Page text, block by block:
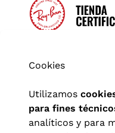
Cookies
Utilizamos
para fines
analíticos y para